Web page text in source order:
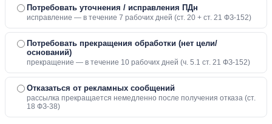
Потребовать уточнения / исправления ПДн
исправление — в течение 7 рабочих дней (ст. 20 + ст. 21 ФЗ-152)
Потребовать прекращения обработки (нет цели/
оснований)
прекращение — в течение 10 рабочих дней (ч. 5.1 ст. 21 ФЗ-152)
Отказаться от рекламных сообщений
рассылка прекращается немедленно после получения отказа (ст.
18 ФЗ-38)